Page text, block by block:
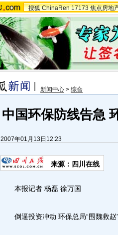
搜狐 ChinaRen 17173 焦点房地
新闻中心 > 综合
中国环保防线告急
2007年01月13日12:23
来源：四川在线
本报记者 杨磊 徐万国
倒逼投资冲动 环保总局“围魏救赵